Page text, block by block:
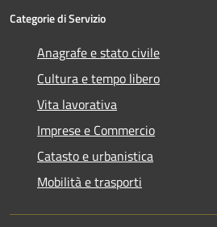
Categorie di Servizio
Anagrafe e stato civile
Cultura e tempo libero
Vita lavorativa
Imprese e Commercio
Catasto e urbanistica
Mobilità e trasporti